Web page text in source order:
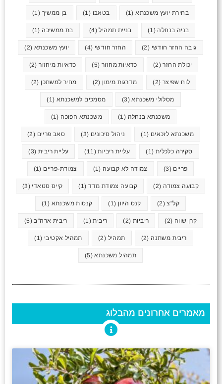
בחירת יועץ משכנתא(1) בטאבו (1) בן ממשיך (1)
בניה בנחלה (1) בניית תמהיל(4) בת ממשיכה (1)
גובה החזר חודשי (2) החזר חודשי (4) יועץ משכנתא (2)
יכולת החזר(2) כדאיות מחזור (5) כדאיות מיחזור(2)
לוח שפיצר (2) מדרגות מימון (2) מחיר למשתכן (2)
מסלולי משכנתא(3) מסמכים למשכנתא(1)
משכנתא בנחלה (1) משכנתא הפוכה (1)
משכנתא לזכאים (1) ניהול סיכונים (3) סאב פריים (2)
סקירה כלכלית (1) עליית ריביות(11) עליית ריבית (3)
פריים (3) צמודה לא קבועה (1) צמודת-פריים (1)
קבועה צמודה (2) קבועה צמודת מדד(1) קייס סטאדי (3)
קל"צ(2) קנס היוון (1) קנסות משכנתא (1)
קרן שווה (2) ריביות(2) ריבית(1) ריבית ארה"ב(5)
ריבית משתנה (2) תמהיל (2) תמהיל אקטיבי (1)
תמהיל משכנתא(5)
מאמרים אחרונים מהבלוג